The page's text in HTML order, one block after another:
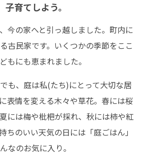
育てしよう。
今の家へと引っ越しました。町内に
古民家です。いくつかの季節をここ
もにも恵まれました。
も、庭は私(たち)にとって大切な居
表情を変える木々や草花。春には桜
には梅や枇杷が採れ、秋には柿や紅
ちのいい天気の日には「庭ごはん」
なのお気に入り。